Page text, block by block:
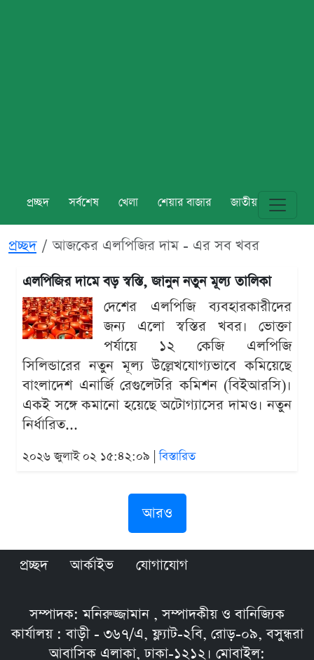
প্রচ্ছদ সর্বশেষ খেলা শেয়ার বাজার জাতীয় বিশ্ব
প্রচ্ছদ আজকের এলপিজির দাম - এর সব খবর
এলপিজির দামে বড় স্বস্তি, জানুন নতুন মূল্য তালিকা
দেশের এলপিজি ব্যবহারকারীদের
জন্য এলো স্বস্তির খবর। ভোক্তা
পর্যায়ে ১২ কেজি এলপিজি
সিলিন্ডারের নতুন মূল্য উল্লেখযোগ্যভাবে কমিয়েছে
বাংলাদেশ এনার্জি রেগুলেটরি কমিশন (বিইআরসি)।
একই সঙ্গে কমানো হয়েছে অটোগ্যাসের দামও। নতুন
নির্ধারিত...
২০২৬ জুলাই ০২ ১৫:৪২:০৯ |বিস্তারিত
আরও
প্রচ্ছদ আর্কাইভ যোগাযোগ
সম্পাদক: মনিরুজ্জামান , সম্পাদকীয় ও বানিজ্যিক
কার্যালয় : বাড়ী - ৩৬৭/এ, ফ্ল্যাট-২বি, রোড়-০৯, বসুন্ধরা
আবাসিক এলাকা, ঢাকা-১২১২। মোবাইল: